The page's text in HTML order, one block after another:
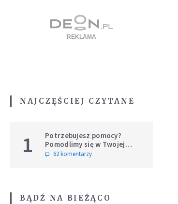
NAJCZĘŚCIEJ CZYTANE
1
Potrzebujesz pomocy?
Pomodlimy się w Twojej
intencji
62 komentarzy
BĄDŹ NA BIEŻĄCO